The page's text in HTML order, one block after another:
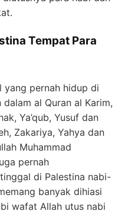
Tempat Para
yang pernah hidup di
al Quran al Karim,
Ya’qub, Yusuf dan
Zakariya, Yahya dan
Muhammad
pernah
di Palestina nabi-
banyak dihiasi
wafat Allah utus nabi